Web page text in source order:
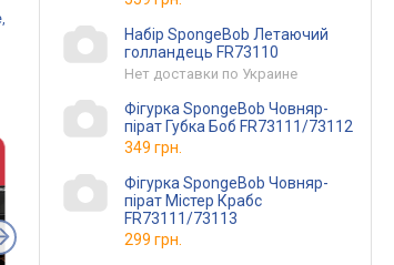
Набір SpongeBob Летаючий
голландець FR73110
Нет доставки по Украине
Фігурка SpongeBob Човняр-
пірат Губка Боб FR73111/73112
349 грн.
Фігурка SpongeBob Човняр-
пірат Містер Крабс
FR73111/73113
299 грн.